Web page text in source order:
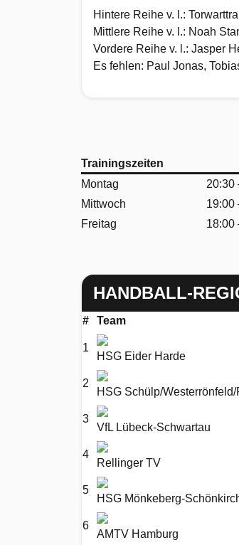
Hintere Reihe v. l.:
Mittlere Reihe v. l.: Noah
Vordere Reihe v. l.: Jasper
Es fehlen: Paul Jonas,
Trainingszeiten
Montag
20:30
Mittwoch
19:00
Freitag
18:00
HANDBALL-
# Team
1
HSG Eider Harde
2
HSG Schülp/
3
VfL Lübeck-Schwartau
4
Rellinger TV
5
HSG Mönkeberg-
6
AMTV Hamburg